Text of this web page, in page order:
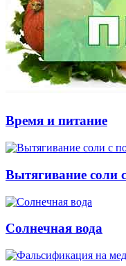
Время и питание
Вытягивание соли
Солнечная вода